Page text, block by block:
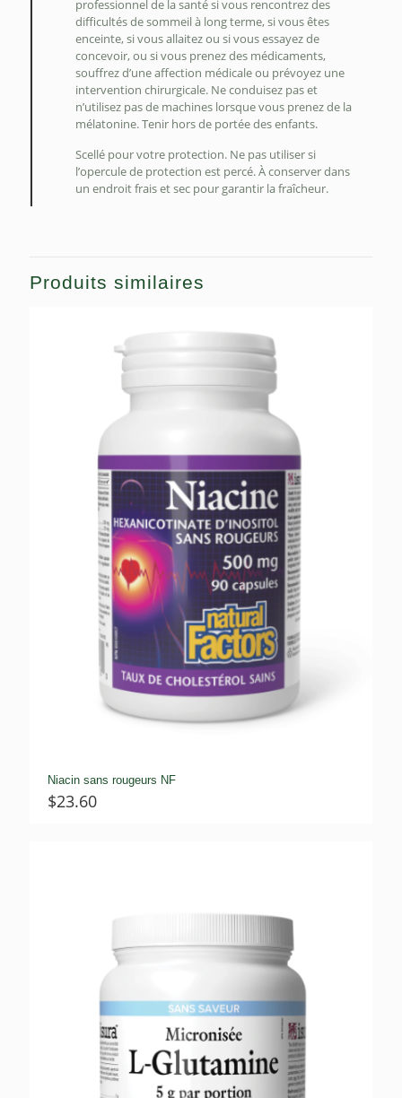
professionnel de la santé si vous rencontrez des
difficultés de sommeil à long terme, si vous êtes
enceinte, si vous allaitez ou si vous essayez de
concevoir, ou si vous prenez des médicaments,
souffrez d’une affection médicale ou prévoyez une
intervention chirurgicale. Ne conduisez pas et
n’utilisez pas de machines lorsque vous prenez de la
mélatonine. Tenir hors de portée des enfants.
Scellé pour votre protection. Ne pas utiliser si
l’opercule de protection est percé. À conserver dans
un endroit frais et sec pour garantir la fraîcheur.
Produits similaires
Niacin sans rougeurs NF
$23.60